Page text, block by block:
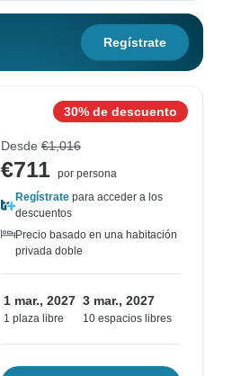
Regístrate
30% de descuento
Desde €1,016
€711 por persona
Regístrate para acceder a los
descuentos
Precio basado en una habitación
privada doble
1 mar., 2027
1 plaza libre
3 mar., 2027
10 espacios libres